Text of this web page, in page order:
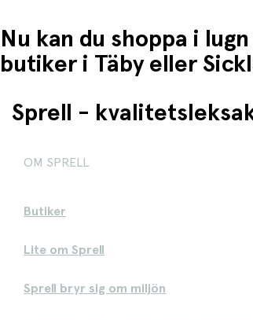
Nu kan du shoppa i
butiker i Täby eller
Sprell -
OM SPRELL
Butiker
Lite om Sprell
Sprell bryr sig om miljön